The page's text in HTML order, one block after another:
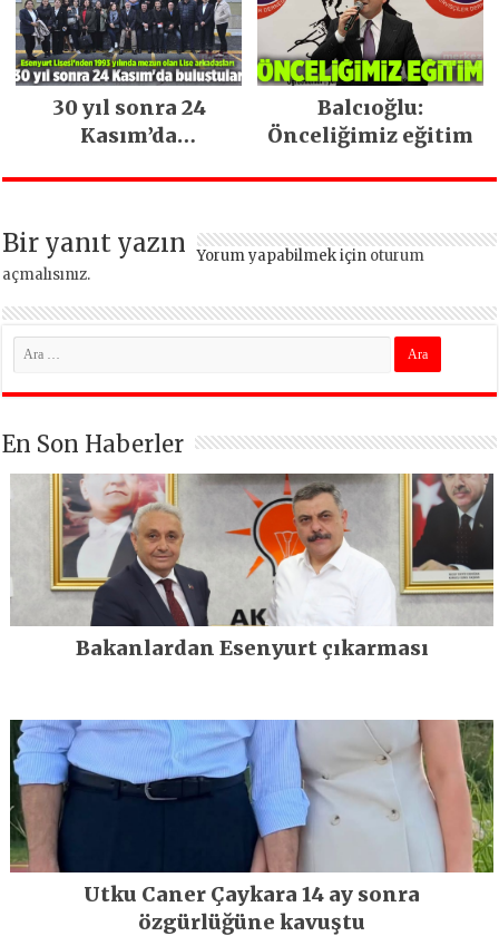
30 yıl sonra 24
Kasım’da
Balcıoğlu:
Önceliğimiz eğitim
Bir yanıt yazın Yorum yapabilmek için oturum
açmalısınız.
En Son Haberler
Bakanlardan Esenyurt çıkarması
Utku Caner Çaykara 14 ay sonra
özgürlüğüne kavuştu